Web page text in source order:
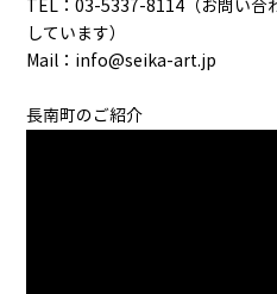
TEL：03-5337-8114（お問い合
しています）
Mail：info@seika-art.jp
長南町のご紹介